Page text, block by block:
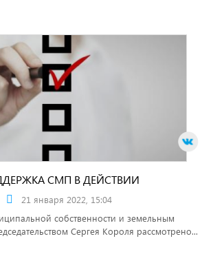
СМП В ДЕЙСТВИИ
21 января 2022, 15:04
собственности и земельным
Сергея Короля рассмотрено...